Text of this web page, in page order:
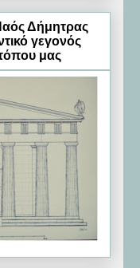
Δήμητρας
γεγονός
μας